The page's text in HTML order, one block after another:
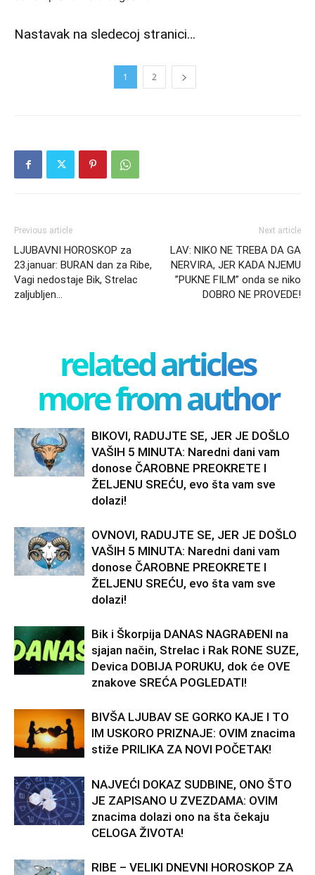
Nastavak na sledecoj stranici…
1 2
Previous article
LJUBAVNI HOROSKOP za
23.januar: BURAN dan za Ribe,
Vagi nedostaje Bik, Strelac
zaljubljen…
Next article
LAV: NIKO NE TREBA DA GA
NERVIRA, JER KADA NJEMU
”PUKNE FILM” onda se niko
DOBRO NE PROVEDE!
related articles
more from author
BIKOVI, RADUJTE SE, JER JE DOŠLO
VAŠIH 5 MINUTA: Naredni dani vam
donose ČAROBNE PREOKRETE I
ŽELJENU SREĆU, evo šta vam sve
dolazi!
OVNOVI, RADUJTE SE, JER JE DOŠLO
VAŠIH 5 MINUTA: Naredni dani vam
donose ČAROBNE PREOKRETE I
ŽELJENU SREĆU, evo šta vam sve
dolazi!
Bik i Škorpija DANAS NAGRAĐENI na
sjajan način, Strelac i Rak RONE SUZE,
Devica DOBIJA PORUKU, dok će OVE
znakove SREĆA POGLEDATI!
BIVŠA LJUBAV SE GORKO KAJE I TO
IM USKORO PRIZNAJE: OVIM znacima
stiže PRILIKA ZA NOVI POČETAK!
NAJVEĆI DOKAZ SUDBINE, ONO ŠTO
JE ZAPISANO U ZVEZDAMA: OVIM
znacima dolazi ono na šta čekaju
CELOGA ŽIVOTA!
RIBE – VELIKI DNEVNI HOROSKOP ZA